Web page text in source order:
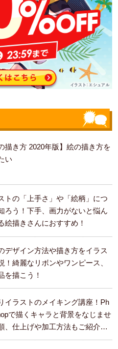
描き方 2020年版】絵の描き方を
い
トの「上手さ」や「絵柄」につ
ろう！下手、画力がないと悩ん
絵描きさんにおすすめ！
デザイン方法や描き方をイラス
！綺麗なリボンやワンピース、
を描こう！
イラストのメイキング講座！Ph
で描くキャラと背景をなじませ
、仕上げや加工方法もご紹介し